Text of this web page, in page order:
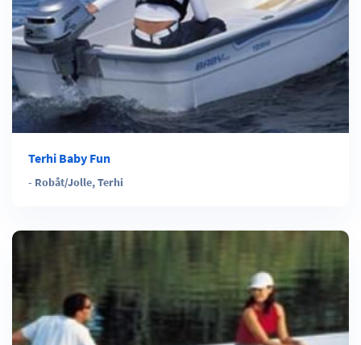
Terhi Baby Fun
- Robåt/Jolle,Terhi